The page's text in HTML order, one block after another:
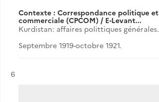
Contexte : Correspondance politique et
commerciale (CPCOM) / E-Levant...
Kurdistan: affaires polittiques générales.
Septembre 1919-octobre 1921.
Résultat n°
6